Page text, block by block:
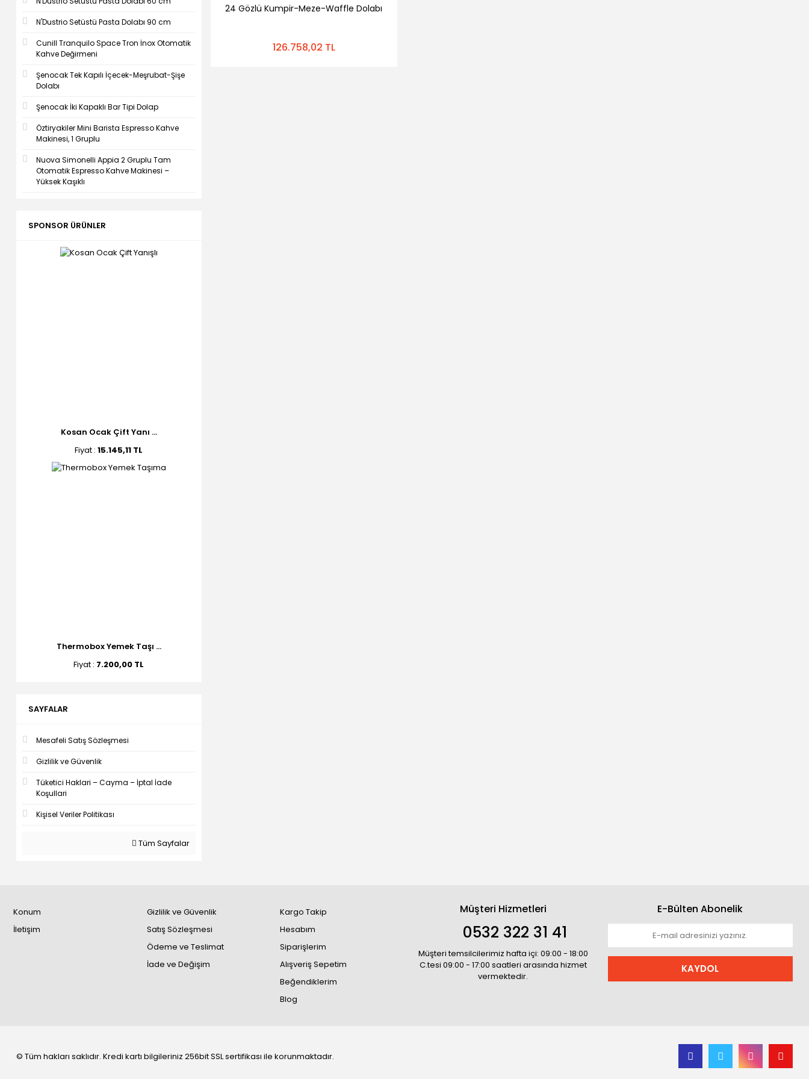
N'Dustrio Setüstü Pasta Dolabı 90 cm
Cunill Tranquilo Space Tron İnox Otomatik
Kahve Değirmeni
Şenocak Tek Kapılı İçecek-Meşrubat-Şişe
Dolabı
Şenocak İki Kapaklı Bar Tipi Dolap
Öztiryakiler Mini Barista Espresso Kahve
Makinesi, 1 Gruplu
Nuova Simonelli Appia 2 Gruplu Tam
Otomatik Espresso Kahve Makinesi –
Yüksek Kaşıklı
SPONSOR ÜRÜNLER
Kosan Ocak Çift Yanı ...
Fiyat :15.145,11 TL
Thermobox Yemek Taşı ...
Fiyat : 7.200,00 TL
SAYFALAR
Mesafeli Satış Sözleşmesi
Gizlilik ve Güvenlik
Tüketici Haklari – Cayma – İptal İade
Koşullari
Kişisel Veriler Politikası
Tüm Sayfalar
24 Gözlü Kumpir-Meze-Waffle Dolabı
126.758,02 TL
Konum
İletişim
Gizlilik ve Güvenlik
Satış Sözleşmesi
Ödeme ve Teslimat
İade ve Değişim
Kargo Takip
Hesabım
Siparişlerim
Alışveriş Sepetim
Beğendiklerim
Blog
Müşteri Hizmetleri
0532 322 31 41
Müşteri temsilcilerimiz hafta içi: 09:00 - 18:00
C.tesi 09:00 - 17:00 saatleri arasında hizmet
vermektedir.
E-Bülten Abonelik
KAYDOL
© Tüm hakları saklıdır. Kredi kartı bilgileriniz 256bit SSL sertifikası ile korunmaktadır.